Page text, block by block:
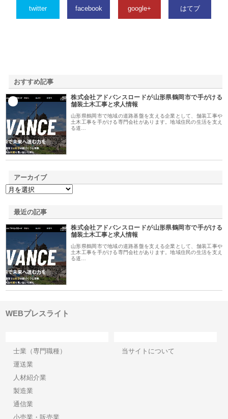
twitter facebook google+ はてブ
おすすめ記事
株式会社アドバンスロードが山形県鶴岡市で手がける
舗装土木工事と求人情報
山形県鶴岡市で地域の道路基盤を支える企業として、舗装工事や
土木工事を手がける専門会社があります。地域住民の生活を支え
る道…
アーカイブ
最近の記事
株式会社アドバンスロードが山形県鶴岡市で手がける
舗装土木工事と求人情報
山形県鶴岡市で地域の道路基盤を支える企業として、舗装工事や
土木工事を手がける専門会社があります。地域住民の生活を支え
る道…
WEBプレスライト
士業（専門職種）
運送業
人材紹介業
製造業
通信業
小売業・販売業
当サイトについて